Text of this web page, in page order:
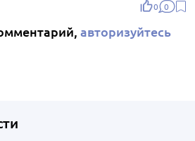
0 0
авторизуйтесь